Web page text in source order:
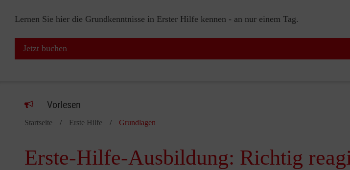
Lernen Sie hier die Grundkenntnisse in Erster Hilfe kennen - an nur einem Tag.
Jetzt buchen
Vorlesen
Startseite Erste Hilfe Grundlagen
Erste-Hilfe-Ausbildung: Richtig